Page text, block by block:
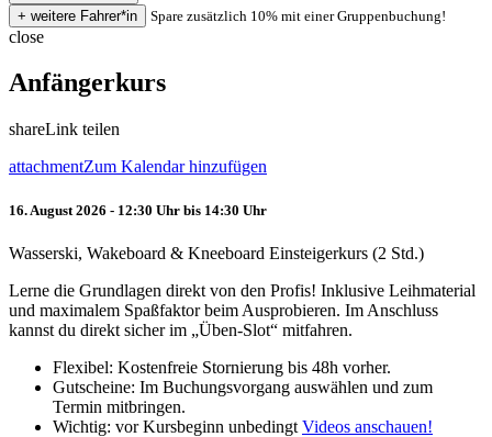
Spare zusätzlich 10% mit einer Gruppenbuchung!
close
Anfängerkurs
shareLink teilen
attachmentZum Kalendar hinzufügen
16. August 2026 - 12:30 Uhr bis 14:30 Uhr
Wasserski, Wakeboard & Kneeboard Einsteigerkurs (2 Std.)
Lerne die Grundlagen direkt von den Profis! Inklusive Leihmaterial
und maximalem Spaßfaktor beim Ausprobieren. Im Anschluss
kannst du direkt sicher im „Üben-Slot“ mitfahren.
Flexibel: Kostenfreie Stornierung bis 48h vorher.
Gutscheine: Im Buchungsvorgang auswählen und zum
Termin mitbringen.
Wichtig: vor Kursbeginn unbedingt Videos anschauen!